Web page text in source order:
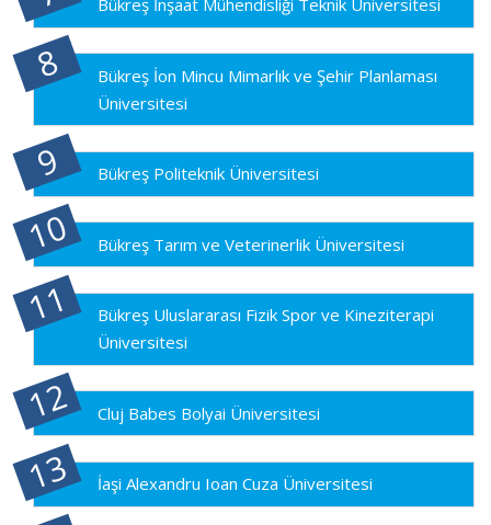
Bükreş İnşaat Mühendisliği Teknik Üniversitesi
Bükreş İon Mincu Mimarlık ve Şehir Planlaması
Üniversitesi
Bükreş Politeknik Üniversitesi
Bükreş Tarım ve Veterinerlik Üniversitesi
Bükreş Uluslararası Fizik Spor ve Kineziterapi
Üniversitesi
Cluj Babes Bolyai Üniversitesi
İaşi Alexandru Ioan Cuza Üniversitesi